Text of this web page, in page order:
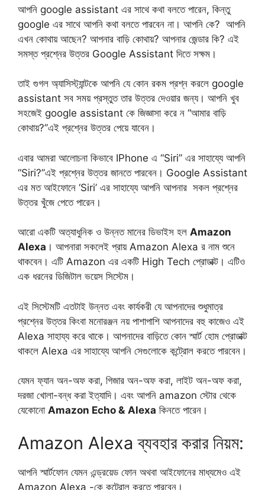
আপনি google assistant এর সাথে কথা বলতে পারেন, কিন্তু
google এর সাথে আপনি কথা বলতে পারবেন না। আপনি কে? আপনি
এখন কোথায় আছেন? আপনার বাড়ি কোথায়? আপনার জেন্ডার কি? এই
সমস্ত প্রশ্নের উত্তর Google Assistant দিতে সক্ষম।
তাই গুগল অ্যাসিস্ট্যান্টকে আপনি যে কোন রকম প্রশ্ন করলে google
assistant সব সময় প্রস্তুত তার উত্তর দেওয়ার জন্য। আপনি খুব
সহজেই google assistant কে জিজ্ঞাসা করে ন “আমার বাড়ি
কোথায়?”এই প্রশ্নের উত্তর পেয়ে যাবেন।
এবার আমরা আলোচনা কিভাবে IPhone এ “Siri” এর সাহায্যে আপনি
“Siri?”এই প্রশ্নের উত্তর জানতে পারবেন। Google Assistant
এর মত আইফোনে ‘Siri’ এর সাহায্যে আপনি আপনার সকল প্রশ্নের
উত্তর খুঁজে পেতে পারেন।
আরো একটি অত্যাধুনিক ও উন্নত মানের ডিভাইস হল Amazon
Alexa । আপনারা সকলেই প্রায় Amazon Alexa র নাম শুনে
থাকবেন। এটি Amazon এর একটি High Tech প্রোডাক্ট। এটিও
এক ধরনের ডিজিটাল ভয়েস সিস্টেম।
এই সিস্টেমটি এতটাই উন্নত এবং কার্যকরী যে আপনাদের শুধুমাত্র
প্রশ্নের উত্তর কিংবা মনোরঞ্জন নয় পাশাপাশি আপনাদের বহু কাজেও এই
Alexa সাহায্য করে থাকে। আপনাদের বাড়িতে কোন স্মার্ট হোম প্রোডাক্ট
থাকলে Alexa এর সাহায্যে আপনি সেগুলোকে কন্ট্রোল করতে পারবেন।
যেমন ফ্যান অন-অফ করা, গিজার অন-অফ করা, লাইট অন-অফ করা,
দরজা খোলা-বন্ধ করা ইত্যাদি। এবং আপনি amazon স্টোর থেকে
যেকোনো Amazon Echo & Alexa কিনতে পারেন।
Amazon Alexa ব্যবহার করার নিয়ম:
আপনি স্মার্টফোন যেমন এন্ড্রয়েড ফোন অথবা আইফোনের মাধ্যমেও এই
Amazon Alexa -কে কন্ট্রোল করতে পারবেন।